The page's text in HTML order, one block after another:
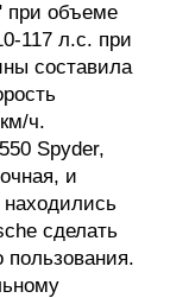
при объеме
117 л.с. при
составила
ч.
Spyder,
и
находились
сделать